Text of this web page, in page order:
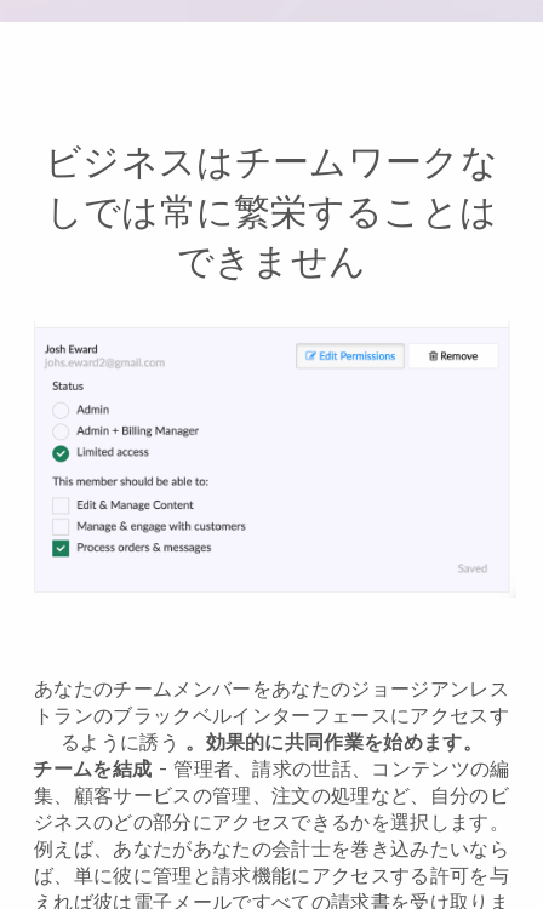
ビジネスはチームワークな
しでは常に繁栄することは
できません
あなたのチームメンバーをあなたのジョージアンレス
トランのブラックベルインターフェースにアクセスす
るように誘う 。効果的に共同作業を始めます。
チームを結成 - 管理者、請求の世話、コンテンツの編
集、顧客サービスの管理、注文の処理など、自分のビ
ジネスのどの部分にアクセスできるかを選択します。
例えば、あなたがあなたの会計士を巻き込みたいなら
ば、単に彼に管理と請求機能にアクセスする許可を与
えれば彼は電子メールですべての請求書を受け取りま